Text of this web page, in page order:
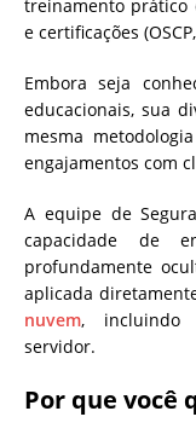
treinamento prático
e certificações
Embora seja
educacionais, sua
mesma
engajamentos com
A equipe de
capacidade de
profundamente
aplicada
nuvem, incluindo
servidor.
Por que você